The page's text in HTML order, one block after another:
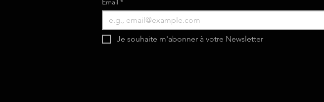
Email *
Je souhaite m'abonner à votre Newsletter